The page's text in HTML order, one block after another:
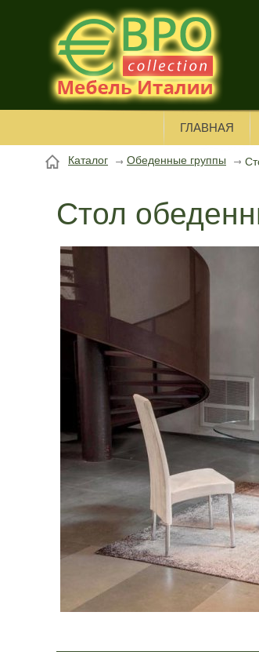
ГЛАВНАЯ
Каталог Обеденные группы
Стол